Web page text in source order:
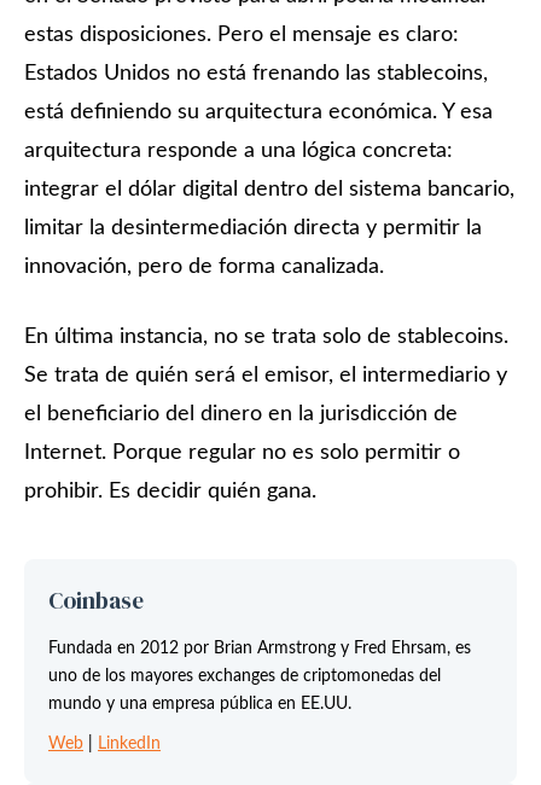
estas disposiciones. Pero el mensaje es claro:
Estados Unidos no está frenando las stablecoins,
está definiendo su arquitectura económica. Y esa
arquitectura responde a una lógica concreta:
integrar el dólar digital dentro del sistema bancario,
limitar la desintermediación directa y permitir la
innovación, pero de forma canalizada.
En última instancia, no se trata solo de stablecoins.
Se trata de quién será el emisor, el intermediario y
el beneficiario del dinero en la jurisdicción de
Internet. Porque regular no es solo permitir o
prohibir. Es decidir quién gana.
Coinbase
Fundada en 2012 por Brian Armstrong y Fred Ehrsam, es
uno de los mayores exchanges de criptomonedas del
mundo y una empresa pública en EE.UU.
Web LinkedIn